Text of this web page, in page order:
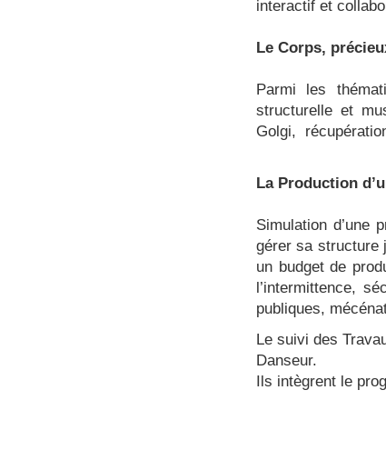
interactif et
Le Corps,
Parmi les
structurelle et
Golgi,
La Production
Simulation d’une
gérer sa structure
un budget de
l’intermittence,
publiques,
Le suivi des
Danseur.
Ils intègrent le